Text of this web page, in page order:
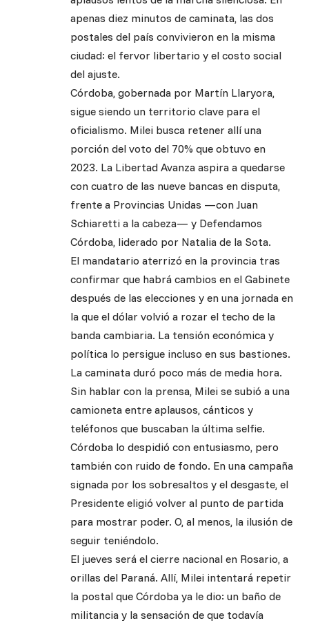
apenas diez minutos de caminata, las dos
postales del país convivieron en la misma
ciudad: el fervor libertario y el costo social
del ajuste.
Córdoba, gobernada por Martín Llaryora,
sigue siendo un territorio clave para el
oficialismo. Milei busca retener allí una
porción del voto del 70% que obtuvo en
2023. La Libertad Avanza aspira a quedarse
con cuatro de las nueve bancas en disputa,
frente a Provincias Unidas —con Juan
Schiaretti a la cabeza— y Defendamos
Córdoba, liderado por Natalia de la Sota.
El mandatario aterrizó en la provincia tras
confirmar que habrá cambios en el Gabinete
después de las elecciones y en una jornada en
la que el dólar volvió a rozar el techo de la
banda cambiaria. La tensión económica y
política lo persigue incluso en sus bastiones.
La caminata duró poco más de media hora.
Sin hablar con la prensa, Milei se subió a una
camioneta entre aplausos, cánticos y
teléfonos que buscaban la última selfie.
Córdoba lo despidió con entusiasmo, pero
también con ruido de fondo. En una campaña
signada por los sobresaltos y el desgaste, el
Presidente eligió volver al punto de partida
para mostrar poder. O, al menos, la ilusión de
seguir teniéndolo.
El jueves será el cierre nacional en Rosario, a
orillas del Paraná. Allí, Milei intentará repetir
la postal que Córdoba ya le dio: un baño de
militancia y la sensación de que todavía